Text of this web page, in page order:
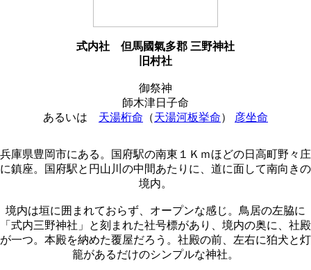
式内社
但馬國氣多郡 三野神社
旧村社
御祭神
師木津日子命
あるいは 天湯桁命 （天湯河板挙命） 彦坐命
兵庫県豊岡市にある。国府駅の南東１Ｋｍほどの日高町野々庄
に鎮座。国府駅と円山川の中間あたりに、道に面して南向きの
境内。
境内は垣に囲まれておらず、オープンな感じ。鳥居の左脇に
「式内三野神社」と刻まれた社号標があり、境内の奥に、社殿
が一つ。本殿を納めた覆屋だろう。社殿の前、左右に狛犬と灯
籠があるだけのシンプルな神社。